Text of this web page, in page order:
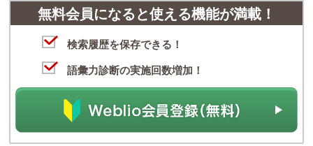
無料会員になると使える機能が満載！
検索履歴を保存できる！
語彙力診断の実施回数増加！